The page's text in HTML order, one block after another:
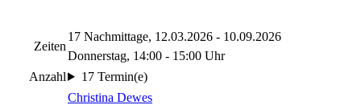
Zeiten
17 Nachmittage, 12.03.2026 - 10.09.2026
Donnerstag, 14:00 - 15:00 Uhr
Anzahl
17 Termin(e)
Christina Dewes